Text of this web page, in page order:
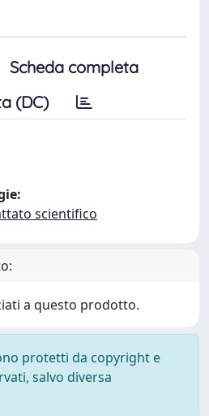
Scheda completa
(DC)
scientifico
a questo prodotto.
protetti da copyright e
salvo diversa